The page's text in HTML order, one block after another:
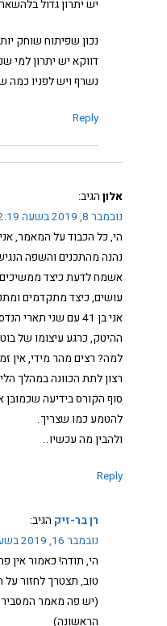
יש יתרון גדול
נכון שפיתוח שוחק
דווקא יש יתרון למי
נשרף ויש לפניו כמה
Reply
אלון הגיב:
נובמבר 8, 2019 בשעה 2:19 pm
הי, כל הכבוד על המאמר,
נהנה מהתכנים והשפה
אשמח לדעת כיצד
עושים, כיצד מתקדמים
אני בן 41 עם שני
ההיטק, כרגע עיצומו של
למה? רצים מהר מידי, אין
רצון לתת הכוונה במהלך
סוף הקורס בידיעה
להטמע כמו שצריך.
ולהבין מה עכשיו..
Reply
רן בר-זיק הגיב:
נובמבר 16, 2019 בשעה 7:23 pm
הי, תודה! כאמור אין
טוב, תצטרך לחזור על
(יש פה מאמר המסביר
הראשונה)